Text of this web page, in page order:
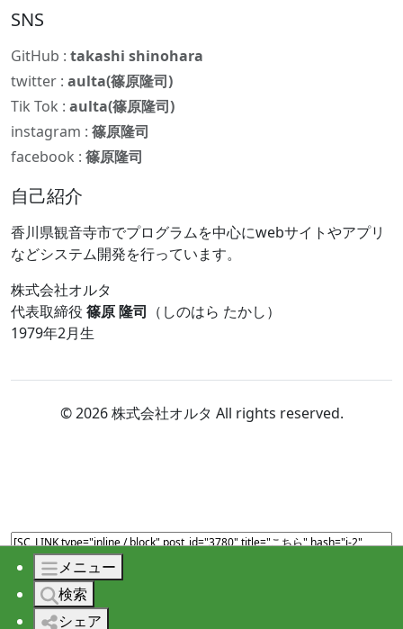
SNS
GitHub : takashi shinohara
twitter : aulta(篠原隆司)
Tik Tok : aulta(篠原隆司)
instagram : 篠原隆司
facebook : 篠原隆司
自己紹介
香川県観音寺市でプログラムを中心にwebサイトやアプリ
などシステム開発を行っています。
株式会社オルタ
代表取締役 篠原 隆司 （しのはら たかし）
1979年2月生
© 2026 株式会社オルタ All rights reserved.
メニュー
検索
シェア